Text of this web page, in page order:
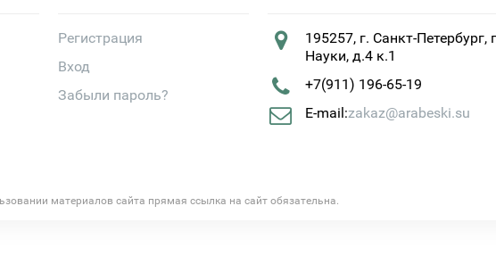
Регистрация
Вход
Забыли пароль?
195257, г. Санкт-Петербург,
Науки, д.4 к.1
+7(911) 196-65-19
E-mail:zakaz@arabeski.su
материалов сайта прямая ссылка на сайт обязательна.